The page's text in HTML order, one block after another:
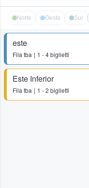
Norte Oeste Sur
este
Fila tba 1 - 4 biglietti
Este Inferior
Fila tba 1 - 2 biglietti